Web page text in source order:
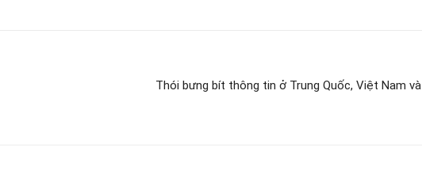
Thói bưng bít thông tin ở Trung Quốc, Việt Nam